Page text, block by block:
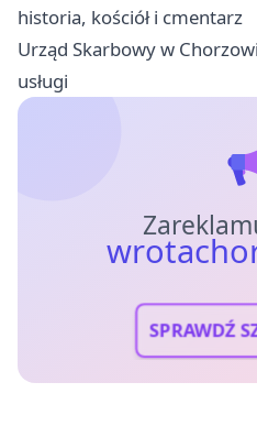
historia, kościół i cmentarz
Urząd Skarbowy w
usługi
SPRAWDŹ